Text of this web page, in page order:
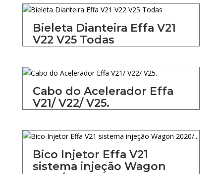
Bieleta Dianteira Effa V21
V22 V25 Todas
Cabo do Acelerador Effa
V21/ V22/ V25.
Bico Injetor Effa V21
sistema injeção Wagon